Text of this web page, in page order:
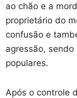
ao chão e a
proprietário do
confusão e
agressão,
populares.
Após o controle